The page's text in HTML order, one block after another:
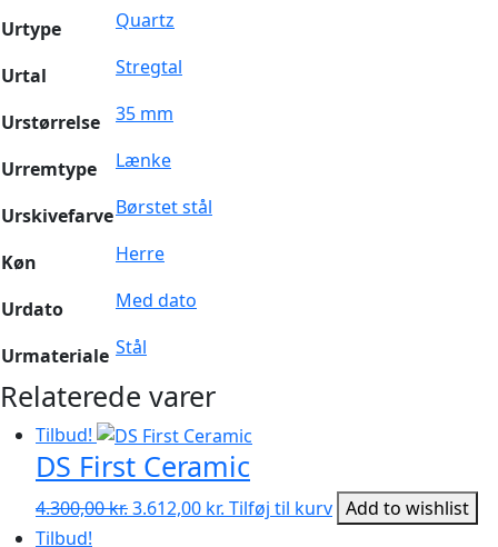
Urtype Quartz
Urtal Stregtal
Urstørrelse 35 mm
Urremtype Lænke
UrskivefarveBørstet stål
Køn Herre
Urdato Med dato
Urmateriale Stål
Relaterede varer
Tilbud!
DS First Ceramic
4.300,00kr. Den
3.612,00 kr. Den
Tilføj til kurv Add to wishlist
Tilbud!